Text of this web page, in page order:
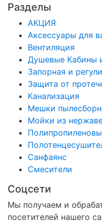
Разделы
АКЦИЯ
Аксессуары для
Вентиляция
Душевые Кабины
Запорная и
Защита от
Канализация
Мешки
Мойки из
Санфаянс
Смесители
Соцсети
Мы получаем и
посетителей нашего